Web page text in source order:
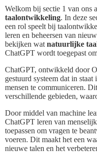
Welkom bij sectie 1 van ons
taalontwikkeling. In deze
een rol speelt bij
leren en beheersen van
bekijken wat natuurlijke
ChatGPT wordt toegepast
ChatGPT, ontwikkeld door
gestuurd systeem dat in
mensen te communiceren.
verschillende gebieden,
Door middel van machine
ChatGPT leren van
toepassen om vragen te
voeren. Dit maakt het een
nieuwe talen en het